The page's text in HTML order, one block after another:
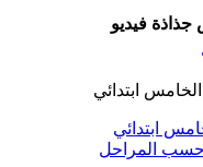
جذاذة فيديو
ابتدائي
ابتدائي
حسب المراحل